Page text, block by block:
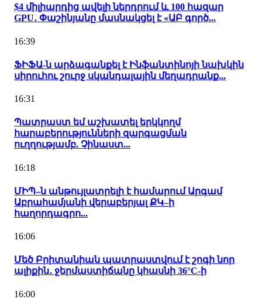
$4 միլիարդից ավելի ներդրում և 100 հազար
GPU․ Փաշինյանը մասնակցել է «ԱԲ գործ...
16:39
ՖԻՖԱ-ն արձագանքել է Ինֆանտինոյի նախկին
սիրուհու շուրջ սկանդալային մեղադրանք...
16:31
Պատրաստ եմ աշխատել երկկողմ
հարաբերությունների զարգացման
ուղղությամբ. Չինաստ...
16:18
ՄԻՊ–ն անթույլատրելի է համարում Արգամ
Աբրահամյանի վերաբերյալ ՔԿ–ի
հաղորդագրո...
16:06
Մեծ Բրիտանիան պատրաստվում է շոգի նոր
ալիքին․ ջերմաստիճանը կհասնի 36°C-ի
16:00